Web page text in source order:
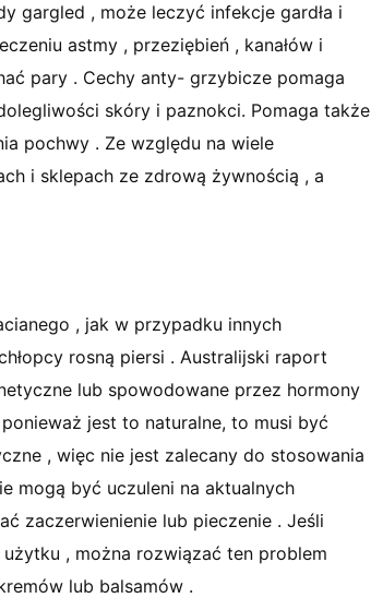
gargled , może leczyć infekcje gardła i
astmy , przeziębień , kanałów i
pary . Cechy anty- grzybicze pomaga
skóry i paznokci. Pomaga także
pochwy . Ze względu na wiele
i sklepach ze zdrową żywnością , a
, jak w przypadku innych
rosną piersi . Australijski raport
lub spowodowane przez hormony
jest to naturalne, to musi być
, więc nie jest zalecany do stosowania
mogą być uczuleni na aktualnych
zaczerwienienie lub pieczenie . Jeśli
, można rozwiązać ten problem
lub balsamów .